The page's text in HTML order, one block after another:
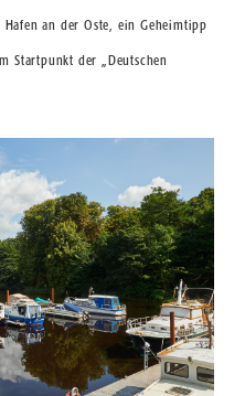
an der Oste, ein Geheimtipp
Startpunkt der „Deutschen